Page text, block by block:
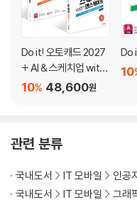
[캐드 고수의 비밀 01] 중심
[자르기]
04 사무실 도면 그리며 블록,
04-2 소형 사무실 도면에 블록
[연습만이 살길!] 옥상 파라펫
[캐드 고수의 비밀 02]
Do it! 오토캐드 2027
+ AI & 스케치업 with
엔스케이프 세트(2권)
48,600원
10%
Do
10
관련 분류
국내도서 IT 모바일 인공
국내도서
IT 모바일 그래